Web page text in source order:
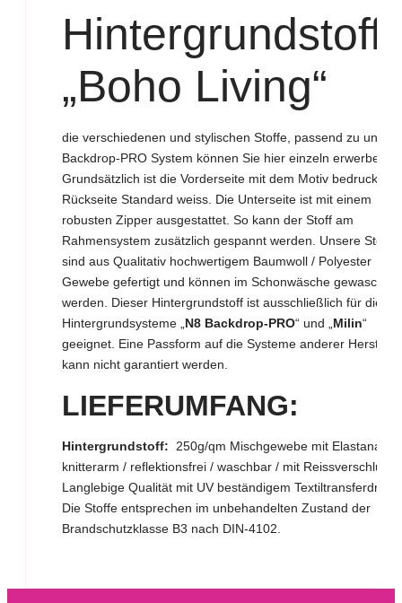
Hintergrundstoff
„Boho Living“
die verschiedenen und stylischen Stoffe, passend zu
Backdrop-PRO System können Sie hier einzeln erwerben.
Grundsätzlich ist die Vorderseite mit dem Motiv bedruckt
Rückseite Standard weiss. Die Unterseite ist mit einem
robusten Zipper ausgestattet. So kann der Stoff am
Rahmensystem zusätzlich gespannt werden. Unsere Stoffe
sind aus Qualitativ hochwertigem Baumwoll / Polyester
Gewebe gefertigt und können im Schonwäsche gewaschen
werden. Dieser Hintergrundstoff ist ausschließlich für die
Hintergrundsysteme „ N8 Backdrop-PRO“ und „ Milin“
geeignet. Eine Passform auf die Systeme anderer Hersteller
kann nicht garantiert werden.
LIEFERUMFANG:
Hintergrundstoff:
250g/qm Mischgewebe mit
knitterarm / reflektionsfrei / waschbar / mit Reissverschluss.
Langlebige Qualität mit UV beständigem Textiltransferdruck.
Die Stoffe entsprechen im unbehandelten Zustand der
Brandschutzklasse B3 nach DIN-4102.